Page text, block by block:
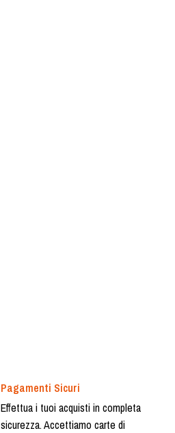
Pagamenti Sicuri
Effettua i tuoi acquisti in completa
sicurezza. Accettiamo carte di